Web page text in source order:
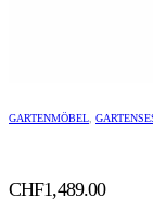
GARTENMÖBEL
CHF1,489.00